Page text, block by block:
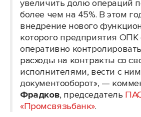
увеличить долю операций
более чем на 45%. В этом
внедрение нового
которого предприятия ОПК
оперативно
расходы на контракты со
исполнителями, вести с
документооборот», —
Фрадков, председатель
«Промсвязьбанк».